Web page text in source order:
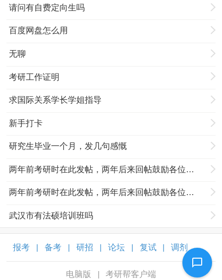
请问有自费定向生吗
百度网盘怎么用
无聊
考研工作证明
求国际关系学长学姐指导
新手打卡
研究生毕业一个月，发几句感慨
两年前考研时在此发帖，两年后来回帖鼓励各位努力奋斗的孩子们
两年前考研时在此发帖，两年后来回帖鼓励各位努力奋斗的孩子们
武汉市有法硕培训班吗
报考 备考 研招 论坛 复试 调剂
电脑版 考研帮客户端